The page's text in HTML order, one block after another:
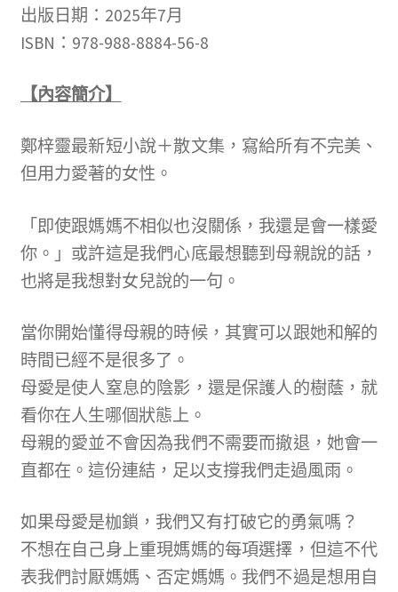
出版日期：2025年7月
ISBN：978-988-8884-56-8
【內容簡介】
鄭梓靈最新短小說＋散文集，寫給所有不完美、
但用力愛著的女性。
「即使跟媽媽不相似也沒關係，我還是會一樣愛
你。」或許這是我們心底最想聽到母親說的話，
也將是我想對女兒說的一句。
當你開始懂得母親的時候，其實可以跟她和解的
時間已經不是很多了。
母愛是使人窒息的陰影，還是保護人的樹蔭，就
看你在人生哪個狀態上。
母親的愛並不會因為我們不需要而撤退，她會一
直都在。這份連結，足以支撐我們走過風雨。
如果母愛是枷鎖，我們又有打破它的勇氣嗎？
不想在自己身上重現媽媽的每項選擇，但這不代
表我們討厭媽媽、否定媽媽。我們不過是想用自